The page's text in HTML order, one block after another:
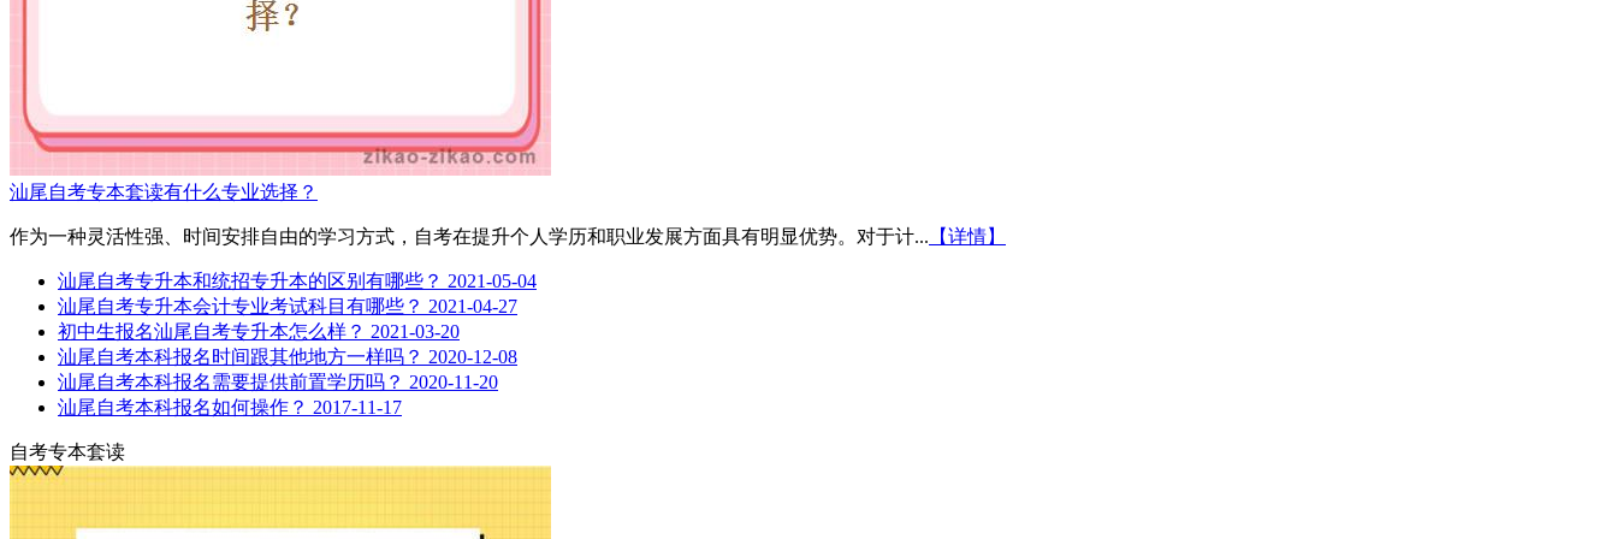
汕尾自考专本套读有什么专业选择？
作为一种灵活性强、时间安排自由的学习方式，自考在提升个人学历和职业发展方面具有明显优势。对于计... 【详情】
汕尾自考专升本和统招专升本的区别有哪些？ 2021-05-04
汕尾自考专升本会计专业考试科目有哪些？ 2021-04-27
初中生报名汕尾自考专升本怎么样？ 2021-03-20
汕尾自考本科报名时间跟其他地方一样吗？ 2020-12-08
汕尾自考本科报名需要提供前置学历吗？ 2020-11-20
汕尾自考本科报名如何操作？ 2017-11-17
自考专本套读